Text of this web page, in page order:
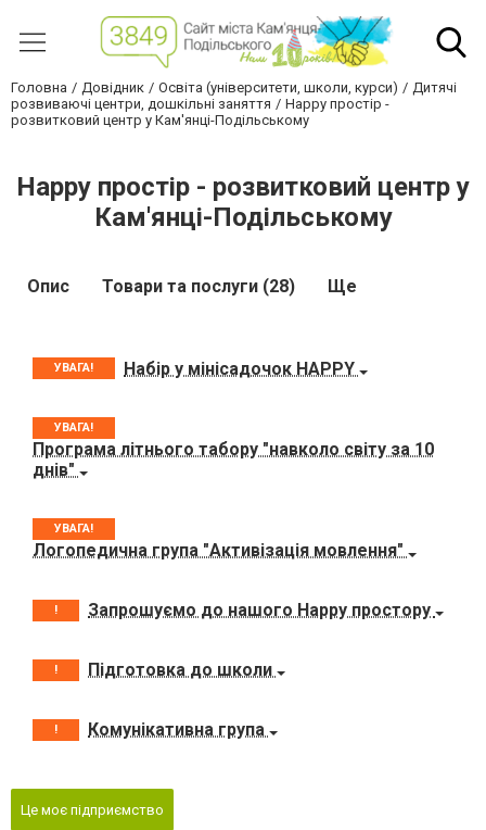
Головна Довідник Освіта (університети, школи, курси)
Дитячі
розвиваючі центри, дошкільні заняття
Happy простір -
розвитковий центр у Кам'янці-Подільському
Happy простір - розвитковий центр у
Кам'янці-Подільському
Опис Товари та послуги (28) Ще
УВАГА! Набір у мінісадочок HAPPY
УВАГА!
Програма літнього табору "навколо світу за 10
днів"
УВАГА!
Логопедична група "Активізація мовлення"
! Запрошуємо до нашого Happy простору
! Підготовка до школи
! Комунікативна група
Це моє підприємство